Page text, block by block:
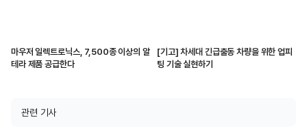
마우저 일렉트로닉스, 7,500종 이상의 알
테라 제품 공급한다
[기고] 차세대 긴급출동 차량을 위한 업피
팅 기술 실현하기
관련 기사